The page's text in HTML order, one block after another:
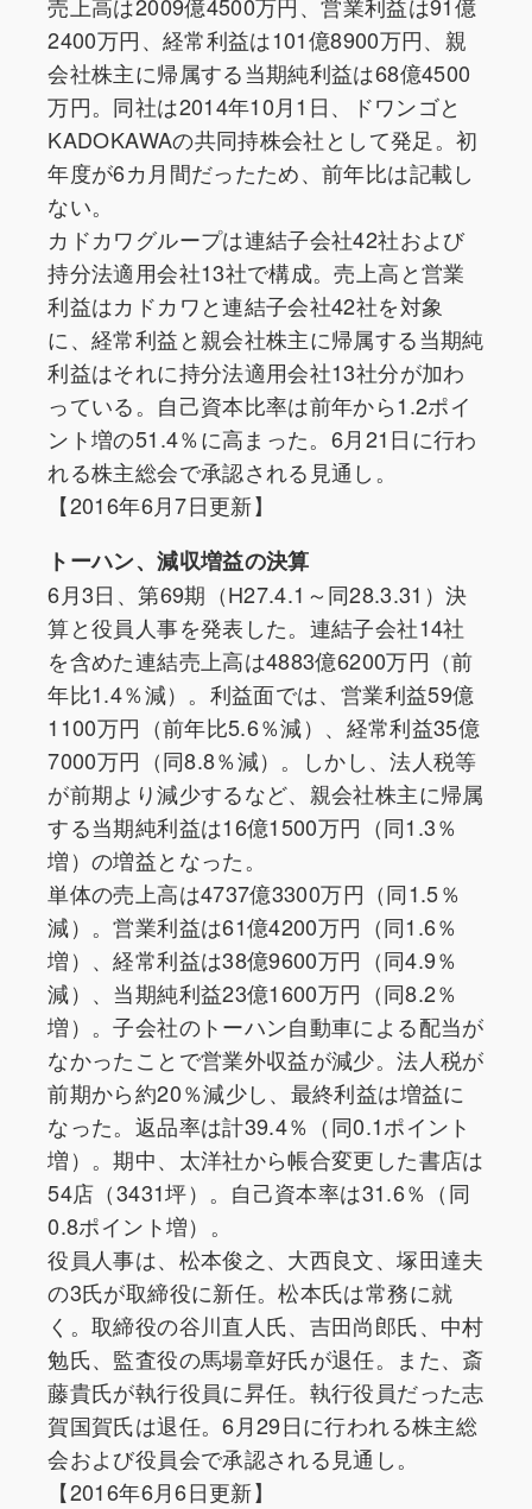
売上高は2009億4500万円、営業利益は91億
2400万円、経常利益は101億8900万円、親
会社株主に帰属する当期純利益は68億4500
万円。同社は2014年10月1日、ドワンゴと
KADOKAWAの共同持株会社として発足。初
年度が6カ月間だったため、前年比は記載し
ない。
カドカワグループは連結子会社42社および
持分法適用会社13社で構成。売上高と営業
利益はカドカワと連結子会社42社を対象
に、経常利益と親会社株主に帰属する当期純
利益はそれに持分法適用会社13社分が加わ
っている。自己資本比率は前年から1.2ポイ
ント増の51.4％に高まった。6月21日に行わ
れる株主総会で承認される見通し。
【2016年6月7日更新】
トーハン、減収増益の決算
6月3日、第69期（H27.4.1～同28.3.31）決
算と役員人事を発表した。連結子会社14社
を含めた連結売上高は4883億6200万円（前
年比1.4％減）。利益面では、営業利益59億
1100万円（前年比5.6％減）、経常利益35億
7000万円（同8.8％減）。しかし、法人税等
が前期より減少するなど、親会社株主に帰属
する当期純利益は16億1500万円（同1.3％
増）の増益となった。
単体の売上高は4737億3300万円（同1.5％
減）。営業利益は61億4200万円（同1.6％
増）、経常利益は38億9600万円（同4.9％
減）、当期純利益23億1600万円（同8.2％
増）。子会社のトーハン自動車による配当が
なかったことで営業外収益が減少。法人税が
前期から約20％減少し、最終利益は増益に
なった。返品率は計39.4％（同0.1ポイント
増）。期中、太洋社から帳合変更した書店は
54店（3431坪）。自己資本率は31.6％（同
0.8ポイント増）。
役員人事は、松本俊之、大西良文、塚田達夫
の3氏が取締役に新任。松本氏は常務に就
く。取締役の谷川直人氏、吉田尚郎氏、中村
勉氏、監査役の馬場章好氏が退任。また、斎
藤貴氏が執行役員に昇任。執行役員だった志
賀国賀氏は退任。6月29日に行われる株主総
会および役員会で承認される見通し。
【2016年6月6日更新】